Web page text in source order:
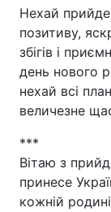
Нехай
позитиву,
збігів і
день нового
нехай всі
величезне
***
Вітаю з
принесе
кожній